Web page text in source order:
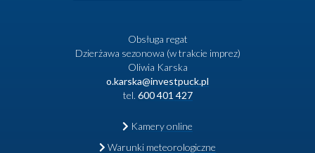
Obsługa regat
Dzierżawa sezonowa (w trakcie imprez)
Oliwia Karska
o.karska@investpuck.pl
tel. 600 401 427
Kamery online
Warunki meteorologiczne